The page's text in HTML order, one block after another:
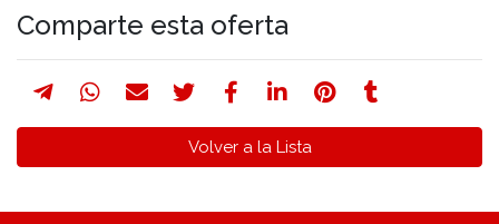
Comparte esta oferta
Volver a la Lista